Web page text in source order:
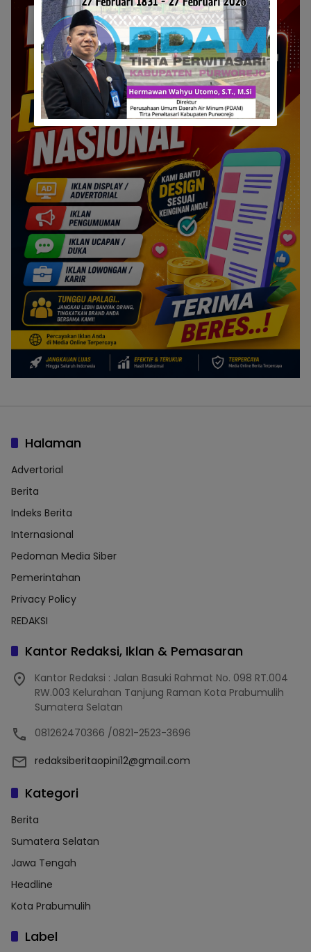
Halaman
Advertorial
Berita
Indeks Berita
Internasional
Pedoman Media Siber
Pemerintahan
Privacy Policy
REDAKSI
Kantor Redaksi, Iklan & Pemasaran
Kantor Redaksi : Jalan Basuki Rahmat No. 098 RT.004
RW.003 Kelurahan Tanjung Raman Kota Prabumulih
Sumatera Selatan
081262470366 /0821-2523-3696
redaksiberitaopini12@gmail.com
Kategori
Berita
Sumatera Selatan
Jawa Tengah
Headline
Kota Prabumulih
Label